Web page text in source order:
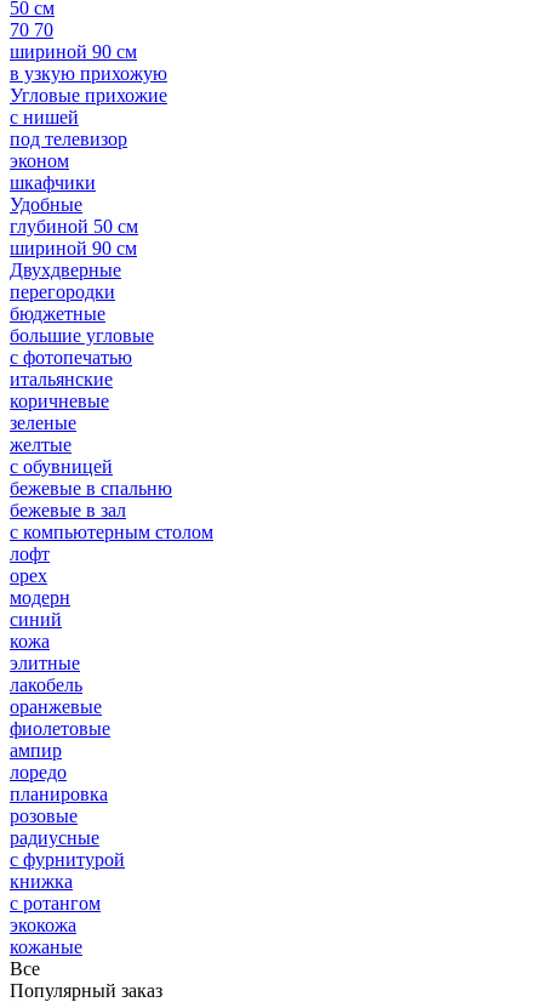
50 см
70 70
шириной 90 см
в узкую прихожую
Угловые прихожие
с нишей
под телевизор
эконом
шкафчики
Удобные
глубиной 50 см
шириной 90 см
Двухдверные
перегородки
бюджетные
большие угловые
с фотопечатью
итальянские
коричневые
зеленые
желтые
с обувницей
бежевые в спальню
бежевые в зал
с компьютерным столом
лофт
орех
модерн
синий
кожа
элитные
лакобель
оранжевые
фиолетовые
ампир
лоредо
планировка
розовые
радиусные
с фурнитурой
книжка
с ротангом
экокожа
кожаные
Все
Популярный заказ